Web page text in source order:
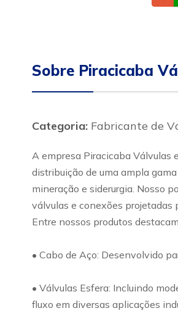
Sobre Piracicaba
Categoria: Fabricante de
A empresa Piracicaba Válvulas
distribuição de uma ampla
mineração e siderurgia. Nosso
válvulas e conexões projetadas
Entre nossos produtos
• Cabo de Aço: Desenvolvido
• Válvulas Esfera: Incluindo
fluxo em diversas aplicações